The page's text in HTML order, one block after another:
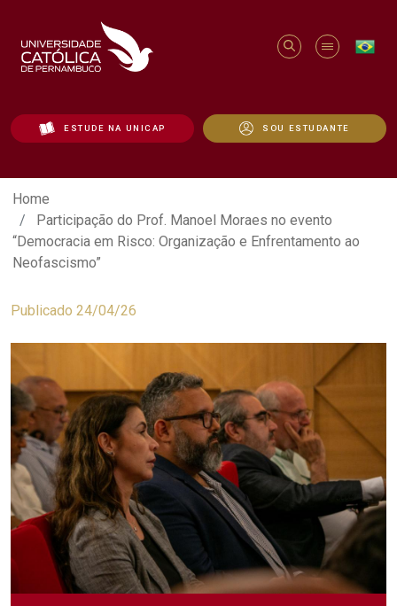
ESTUDE NA UNICAP SOU ESTUDANTE
Participação do Prof. Manoel Moraes
Home
Participação do Prof. Manoel Moraes no evento
“Democracia em Risco: Organização e Enfrentamento ao
Neofascismo”
Publicado 24/04/26